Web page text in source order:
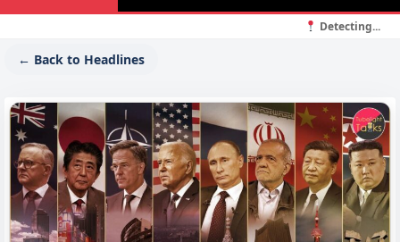
Detecting...
← Back to Headlines